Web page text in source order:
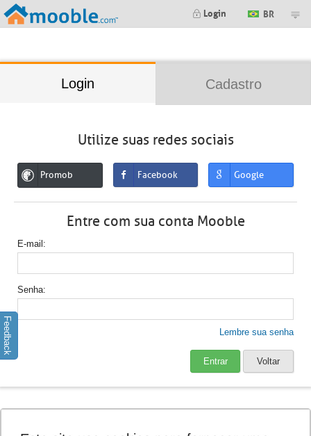
Login BR
Login Cadastro
Utilize suas redes sociais
Promob Facebook Google
Entre com sua conta Mooble
E-mail
Senha
Lembre sua senha
Entrar Voltar
Feedback